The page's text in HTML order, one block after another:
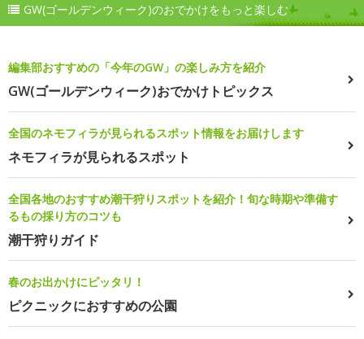
GW(ゴールデンウィーク)のおでかけをもっと楽しむ
編集部おすすめの「今年のGW」の楽しみ方を紹介
GW(ゴールデンウィーク)おでかけトピックス
全国のネモフィラが見られるスポット情報をお届けします
ネモフィラが見られるスポット
全国各地のおすすめ潮干狩りスポットを紹介！旬な時期や準備す
るもの採り方のコツも
潮干狩りガイド
春のお出かけにピッタリ！
ピクニックにおすすめの公園